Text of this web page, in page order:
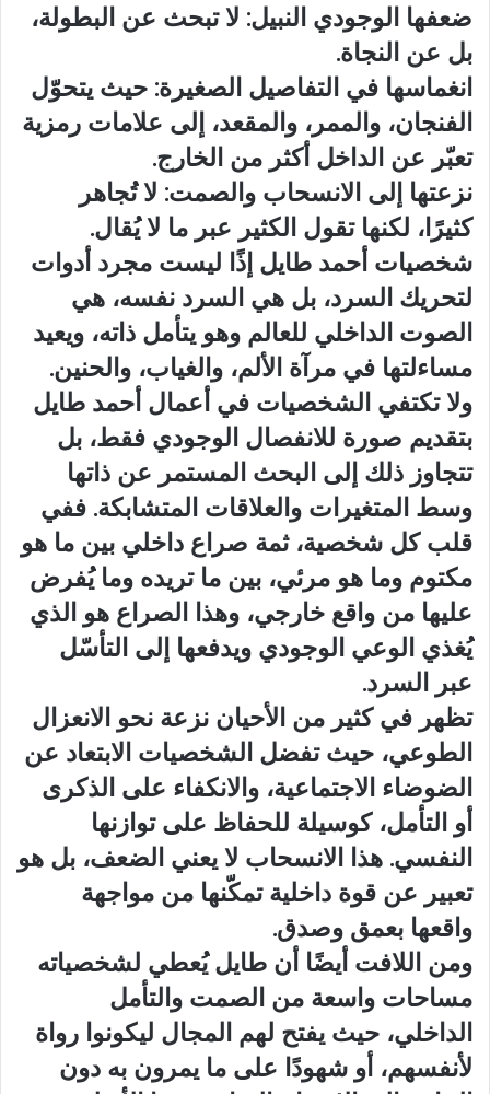
ضعفها الوجودي النبيل: لا تبحث عن البطولة،
بل عن النجاة.
انغماسها في التفاصيل الصغيرة: حيث يتحوّل
الفنجان، والممر، والمقعد، إلى علامات رمزية
تعبّر عن الداخل أكثر من الخارج.
نزعتها إلى الانسحاب والصمت: لا تُجاهر
كثيرًا، لكنها تقول الكثير عبر ما لا يُقال.
شخصيات أحمد طايل إذًا ليست مجرد أدوات
لتحريك السرد، بل هي السرد نفسه، هي
الصوت الداخلي للعالم وهو يتأمل ذاته، ويعيد
مساءلتها في مرآة الألم، والغياب، والحنين.
ولا تكتفي الشخصيات في أعمال أحمد طايل
بتقديم صورة للانفصال الوجودي فقط، بل
تتجاوز ذلك إلى البحث المستمر عن ذاتها
وسط المتغيرات والعلاقات المتشابكة. ففي
قلب كل شخصية، ثمة صراع داخلي بين ما هو
مكتوم وما هو مرئي، بين ما تريده وما يُفرض
عليها من واقع خارجي، وهذا الصراع هو الذي
يُغذي الوعي الوجودي ويدفعها إلى التأسّل
عبر السرد.
تظهر في كثير من الأحيان نزعة نحو الانعزال
الطوعي، حيث تفضل الشخصيات الابتعاد عن
الضوضاء الاجتماعية، والانكفاء على الذكرى
أو التأمل، كوسيلة للحفاظ على توازنها
النفسي. هذا الانسحاب لا يعني الضعف، بل هو
تعبير عن قوة داخلية تمكّنها من مواجهة
واقعها بعمق وصدق.
ومن اللافت أيضًا أن طايل يُعطي لشخصياته
مساحات واسعة من الصمت والتأمل
الداخلي، حيث يفتح لهم المجال ليكونوا رواة
لأنفسهم، أو شهودًا على ما يمرون به دون